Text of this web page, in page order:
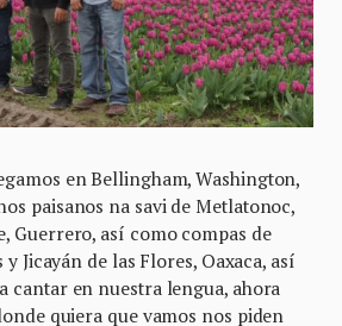
en Bellingham, Washington,
paisanos na savi de Metlatonoc,
Guerrero, así como compas de
Jicayán de las Flores, Oaxaca, así
cantar en nuestra lengua, ahora
quiera que vamos nos piden